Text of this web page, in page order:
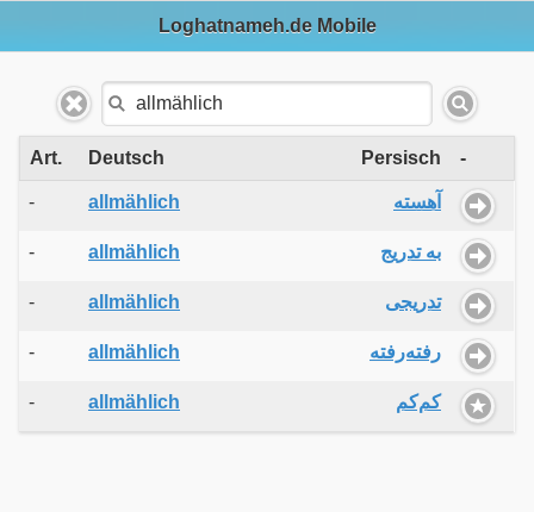
Loghatnameh.de Mobile
Art. Deutsch Persisch -
- allmählich آهسته
- allmählich به تدریج
- allmählich تدریجی
- allmählich رفته‌رفته
- allmählich کم‌کم